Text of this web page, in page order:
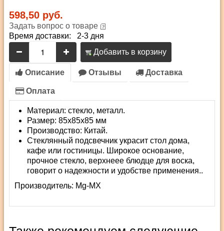
598,50 руб.
Задать вопрос о товаре
Время доставки: 2-3 дня
Добавить в корзину
Описание Отзывы Доставка
Оплата
Материал: стекло, металл.
Размер: 85х85х85 мм
Производство: Китай.
Стеклянный подсвечник украсит стол дома,
кафе или гостиницы. Широкое основание,
прочное стекло, верхнеее блюдце для воска,
говорит о надежности и удобстве применения..
Производитель: Mg-MX